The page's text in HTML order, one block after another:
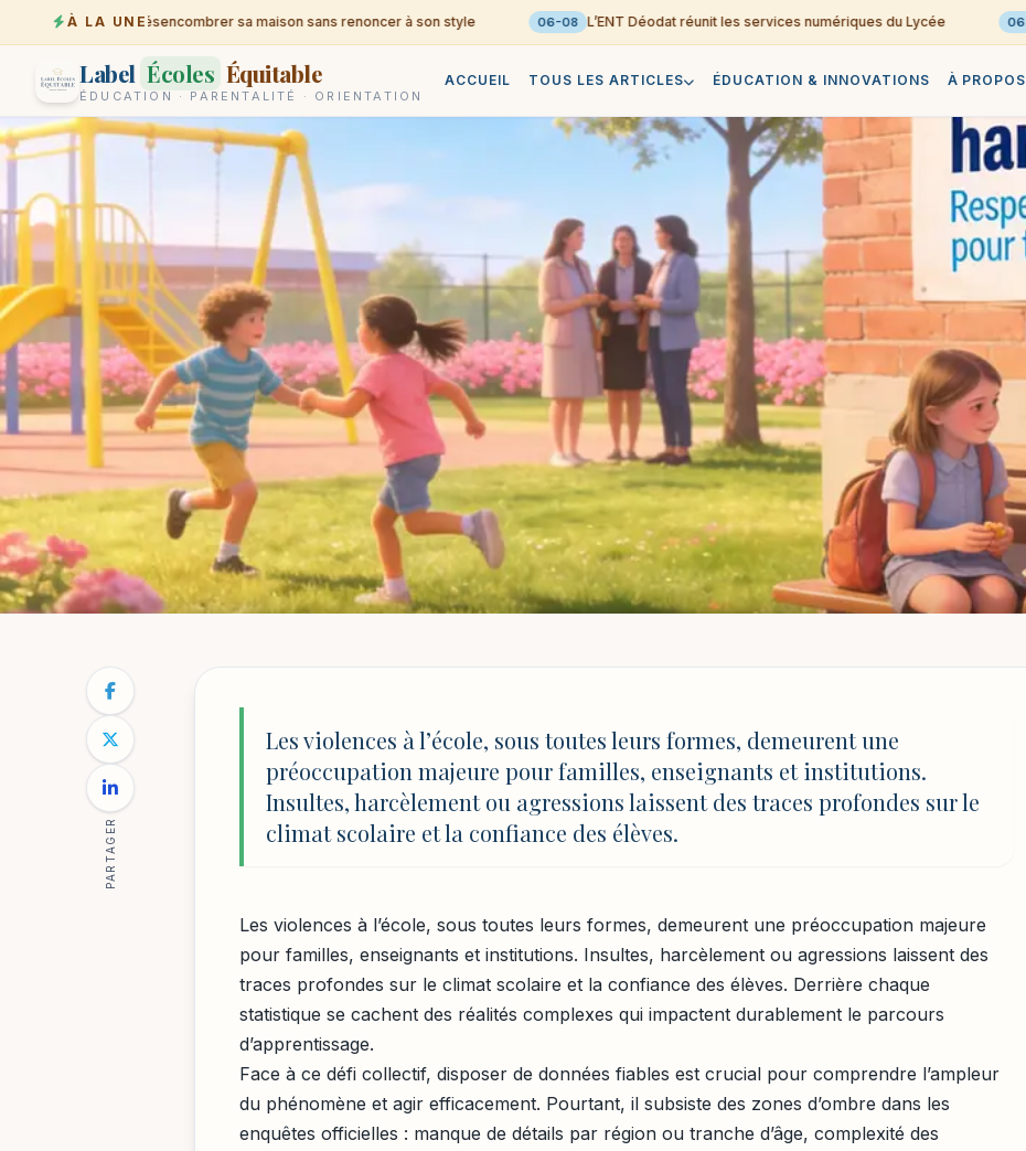
À LA UNE
06-08 Désencombrer sa maison sans renoncer à son style 06-08 L’ENT Déodat réunit les services numériques du Lycée 06-08
Label Écoles Équitable
ÉDUCATION · PARENTALITÉ · ORIENTATION
ACCUEIL TOUS LES ARTICLES ÉDUCATION & INNOVATIONS À PROPOS
NOTRE BLOG
Violence scolaire : chiffres récents et
solutions pratiques
Mathilde Reynaud
PARTAGER
Les violences à l’école, sous toutes leurs formes, demeurent une
préoccupation majeure pour familles, enseignants et institutions.
Insultes, harcèlement ou agressions laissent des traces profondes sur le
climat scolaire et la confiance des élèves.
Les violences à l’école, sous toutes leurs formes, demeurent une préoccupation majeure
pour familles, enseignants et institutions. Insultes, harcèlement ou agressions laissent des
traces profondes sur le climat scolaire et la confiance des élèves. Derrière chaque
statistique se cachent des réalités complexes qui impactent durablement le parcours
d’apprentissage.
Face à ce défi collectif, disposer de données fiables est crucial pour comprendre l’ampleur
du phénomène et agir efficacement. Pourtant, il subsiste des zones d’ombre dans les
enquêtes officielles : manque de détails par région ou tranche d’âge, complexité des